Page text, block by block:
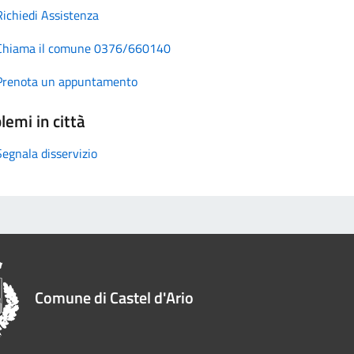
Assistenza
il comune 0376/660140
un appuntamento
in città
disservizio
Comune di Castel d'Ario